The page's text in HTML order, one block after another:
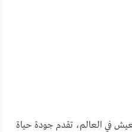
في العالم، تقدم جودة حياة